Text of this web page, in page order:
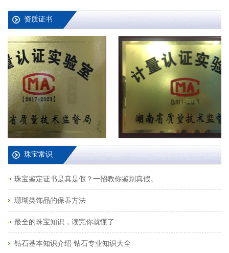
资质证书
珠宝常识
珠宝鉴定证书是真是假？一招教你鉴别真假。
珊瑚类饰品的保养方法
最全的珠宝知识，读完你就懂了
钻石基本知识介绍 钻石专业知识大全